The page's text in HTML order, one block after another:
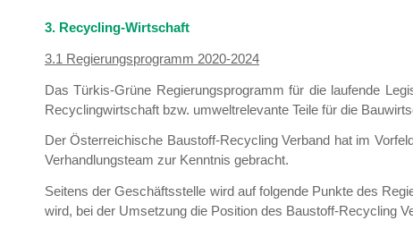
3. Recycling-Wirtschaft
3.1 Regierungsprogramm 2020-2024
Das Türkis-Grüne Regierungsprogramm für die laufende
Recyclingwirtschaft bzw. umweltrelevante Teile für die
Der Österreichische Baustoff-Recycling Verband hat im
Verhandlungsteam zur Kenntnis gebracht.
Seitens der Geschäftsstelle wird auf folgende Punkte des
wird, bei der Umsetzung die Position des Baustoff-Recycling